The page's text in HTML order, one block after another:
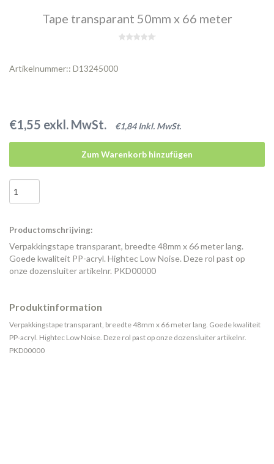
Tape transparant 50mm x 66 meter
Artikelnummer:: D13245000
€1,55 exkl. MwSt. €1,84 Inkl. MwSt.
Zum Warenkorb hinzufügen
Productomschrijving:
Verpakkingstape transparant, breedte 48mm x 66 meter lang.
Goede kwaliteit PP-acryl. Hightec Low Noise. Deze rol past op
onze dozensluiter artikelnr. PKD00000
Produktinformation
Verpakkingstape transparant, breedte 48mm x 66 meter lang. Goede kwaliteit
PP-acryl. Hightec Low Noise. Deze rol past op onze dozensluiter artikelnr.
PKD00000